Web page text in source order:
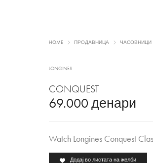
HOME ПРОДАВНИЦА ЧАСОВНИЦИ
LONGINES
CONQUEST
69.000денари
Watch Longines Conquest
Додај во листата на желби